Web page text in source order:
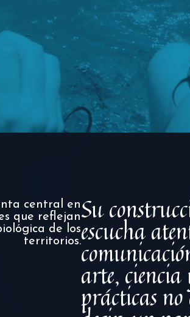
central en
que reflejan
de los
territorios.
Su
escucha
arte,
prácticas no